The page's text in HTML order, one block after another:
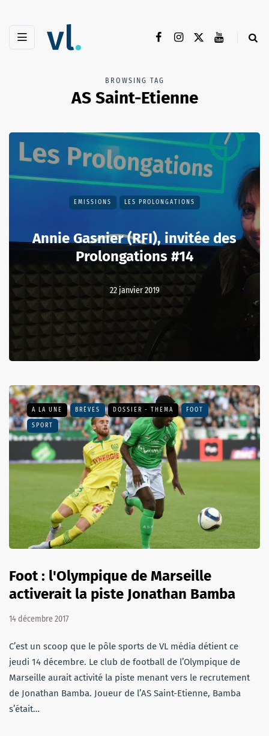
BROWSING TAG
AS Saint-Etienne
EMISSIONS LES PROLONGATIONS
Annie Gasnier (RFI), invitée des
Prolongations #14
22 janvier 2019
A LA UNE BRÈVES DOSSIER - THEMA FOOT
SPORT
Foot : l'Olympique de Marseille
activerait la piste Jonathan Bamba
14 décembre 2017
C’est un scoop que le pôle sports de VL média détient ce
jeudi 14 décembre. Le club de football de l’Olympique de
Marseille aurait activité la piste menant vers le recrutement
de Jonathan Bamba. Joueur de l’AS Saint-Etienne, Bamba
s’était…